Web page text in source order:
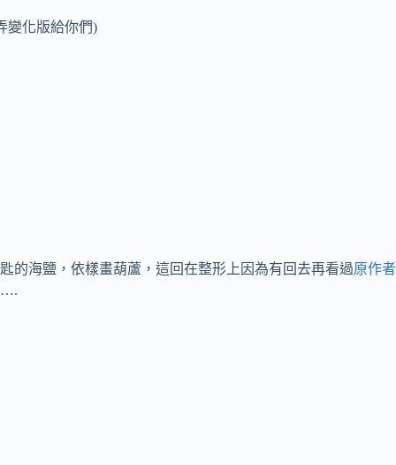
變化版給你們)
的海鹽，依樣畫葫蘆，這回在整形上因為有回去再看過原作者